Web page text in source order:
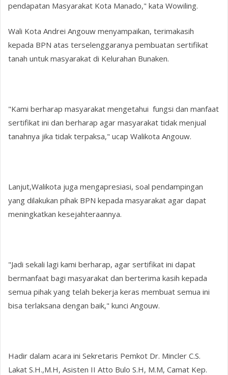
pendapatan Masyarakat Kota Manado," kata Wowiling.
Wali Kota Andrei Angouw menyampaikan, terimakasih
kepada BPN atas terselenggaranya pembuatan sertifikat
tanah untuk masyarakat di Kelurahan Bunaken.
"Kami berharap masyarakat mengetahui fungsi dan manfaat
sertifikat ini dan berharap agar masyarakat tidak menjual
tanahnya jika tidak terpaksa," ucap Walikota Angouw.
Lanjut,Walikota juga mengapresiasi, soal pendampingan
yang dilakukan pihak BPN kepada masyarakat agar dapat
meningkatkan kesejahteraannya.
"Jadi sekali lagi kami berharap, agar sertifikat ini dapat
bermanfaat bagi masyarakat dan berterima kasih kepada
semua pihak yang telah bekerja keras membuat semua ini
bisa terlaksana dengan baik," kunci Angouw.
Hadir dalam acara ini Sekretaris Pemkot Dr. Mincler C.S.
Lakat S.H.,M.H, Asisten II Atto Bulo S.H, M.M, Camat Kep.